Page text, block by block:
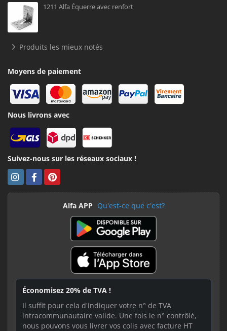
1211 Alfa Équerre avec renfort
Produits les mieux notés
Moyens de paiement
Nous livrons avec
Suivez-nous sur les réseaux sociaux !
Alfa APP Qu'est-ce que c'est?
Économisez 20% de TVA !
Il suffit pour cela d'indiquer votre n° de TVA
intracommunautaire valide. Une fois le n° contrôlé,
nous pouvons vous livrer vos colis avec facture HT